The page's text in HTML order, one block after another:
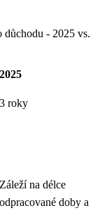
důchodu - 2025 vs.
2025
3 roky
Záleží na délce
odpracované doby a